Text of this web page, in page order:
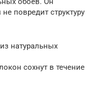
повредит структуру
натуральных
сохнут в течение